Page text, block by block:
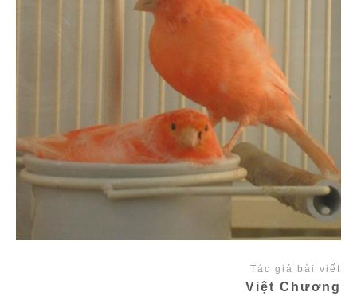
Tác giả bài viết
Việt Chương